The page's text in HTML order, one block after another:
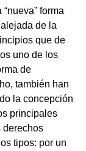
forma
de la
que de
uno de los
de
también han
la concepción
principales
derechos
tipos: por un